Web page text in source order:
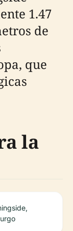
1.47
de
que
la